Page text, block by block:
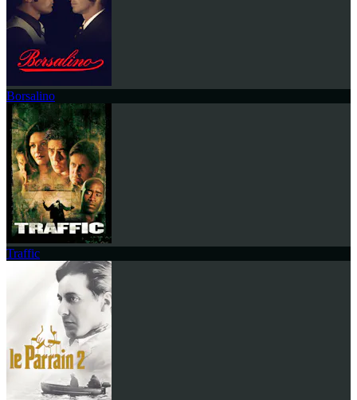
Borsalino
Traffic